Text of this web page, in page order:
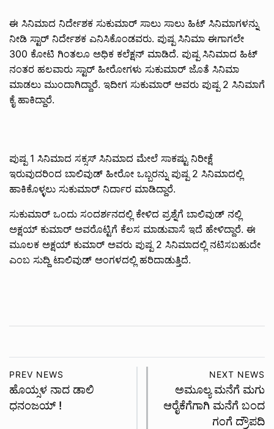
ಈ ಸಿನಿಮಾದ ನಿರ್ದೇಶಕ ಸುಕುಮಾರ್ ಸಾಲು ಸಾಲು ಹಿಟ್ ಸಿನಿಮಾಗಳನ್ನು
ನೀಡಿ ಸ್ಟಾರ್ ನಿರ್ದೇಶಕ ಎನಿಸಿಕೊಂಡವರು. ಪುಷ್ಪ ಸಿನಿಮಾ ಈಗಾಗಲೇ
300 ಕೋಟಿ ಗಿಂತಲೂ ಅಧಿಕ ಕಲೆಕ್ಷನ್ ಮಾಡಿದೆ. ಪುಷ್ಪ ಸಿನಿಮಾದ ಹಿಟ್
ನಂತರ ಹಲವಾರು ಸ್ಟಾರ್ ಹೀರೋಗಳು ಸುಕುಮಾರ್ ಜೊತೆ ಸಿನಿಮಾ
ಮಾಡಲು ಮುಂದಾಗಿದ್ದಾರೆ. ಇದೀಗ ಸುಕುಮಾರ್ ಅವರು ಪುಷ್ಪ 2 ಸಿನಿಮಾಗೆ
ಕೈ ಹಾಕಿದ್ದಾರೆ.
ಪುಷ್ಪ 1 ಸಿನಿಮಾದ ಸಕ್ಸಸ್ ಸಿನಿಮಾದ ಮೇಲೆ ಸಾಕಷ್ಟು ನಿರೀಕ್ಷೆ
ಇರುವುದರಿಂದ ಬಾಲಿವುಡ್ ಹೀರೋ ಒಬ್ಬರನ್ನು ಪುಷ್ಪ 2 ಸಿನಿಮಾದಲ್ಲಿ
ಹಾಕಿಕೊಳ್ಳಲು ಸುಕುಮಾರ್ ನಿರ್ದಾರ ಮಾಡಿದ್ದಾರೆ.
ಸುಕುಮಾರ್ ಒಂದು ಸಂದರ್ಶನದಲ್ಲಿ ಕೇಳಿದ ಪ್ರಶ್ನೆಗೆ ಬಾಲಿವುಡ್ ನಲ್ಲಿ
ಅಕ್ಷಯ್ ಕುಮಾರ್ ಅವರೊಟ್ಟಿಗೆ ಕೆಲಸ ಮಾಡುವಾಸೆ ಇದೆ ಹೇಳಿದ್ದಾರೆ. ಈ
ಮೂಲಕ ಅಕ್ಷಯ್ ಕುಮಾರ್ ಅವರು ಪುಷ್ಪ 2 ಸಿನಿಮಾದಲ್ಲಿ ನಟಿಸಬಹುದೇ
ಎಂಬ ಸುದ್ಧಿ ಟಾಲಿವುಡ್ ಅಂಗಳದಲ್ಲಿ ಹರಿದಾಡುತ್ತಿದೆ.
PREV NEWS
ಹೊಯ್ಸಳ ನಾದ ಡಾಲಿ
ಧನಂಜಯ್ !
NEXT NEWS
ಅಮೂಲ್ಯ ಮನೆಗೆ ಮಗು
ಆರೈಕೆಗೆಗಾಗಿ ಮನೆಗೆ ಬಂದ
ಗಂಗೆ ದ್ರೌಪದಿ